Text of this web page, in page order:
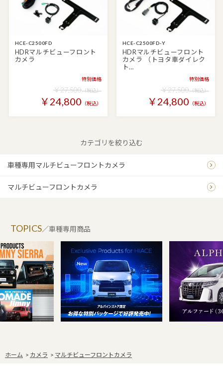
HCE-C2500FD
HDRマルチビューフロント
カメラ
特別価格
￥27,500（税込）
￥24,800 （税込）
HCE-C2500FD-Y
HDRマルチビューフロント
カメラ （トヨタ車ダイレク
ト…
特別価格
￥27,500（税込）
￥24,800 （税込）
カテゴリを絞り込む
車種専用マルチビューフロントカメラ
マルチビューフロントカメラ
／車種専用商品
ホーム > カメラ > マルチビューフロントカメラ